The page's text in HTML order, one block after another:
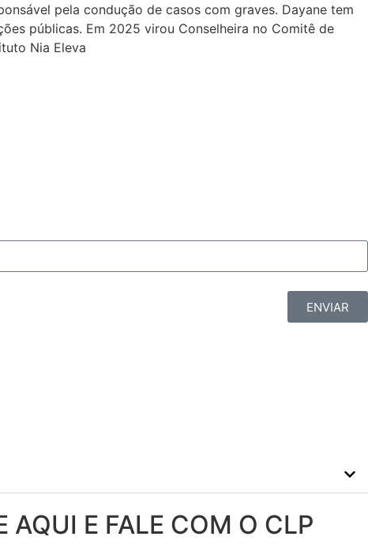
pela condução de casos com graves. Dayane tem
públicas. Em 2025 virou Conselheira no Comitê de
Nia Eleva
ENVIAR
E FALE COM O CLP